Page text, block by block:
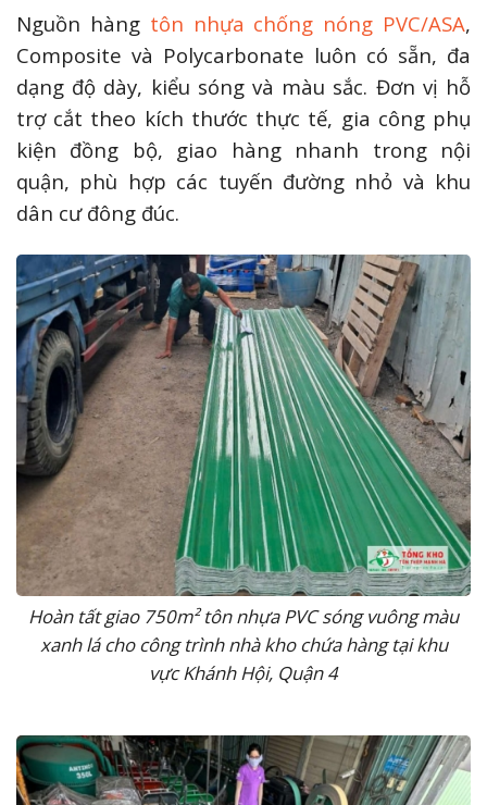
Nguồn hàng tôn nhựa chống nóng PVC/ASA,
Composite và Polycarbonate luôn có sẵn, đa
dạng độ dày, kiểu sóng và màu sắc. Đơn vị hỗ
trợ cắt theo kích thước thực tế, gia công phụ
kiện đồng bộ, giao hàng nhanh trong nội
quận, phù hợp các tuyến đường nhỏ và khu
dân cư đông đúc.
Hoàn tất giao 750m² tôn nhựa PVC sóng vuông màu
xanh lá cho công trình nhà kho chứa hàng tại khu
vực Khánh Hội, Quận 4